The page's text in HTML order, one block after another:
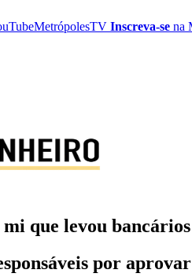
MetrópolesTV Inscreva-se na
que levou
por